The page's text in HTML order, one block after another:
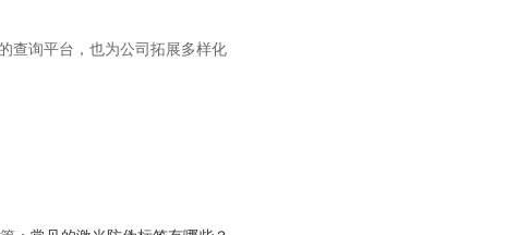
查询平台，也为公司拓展多样化